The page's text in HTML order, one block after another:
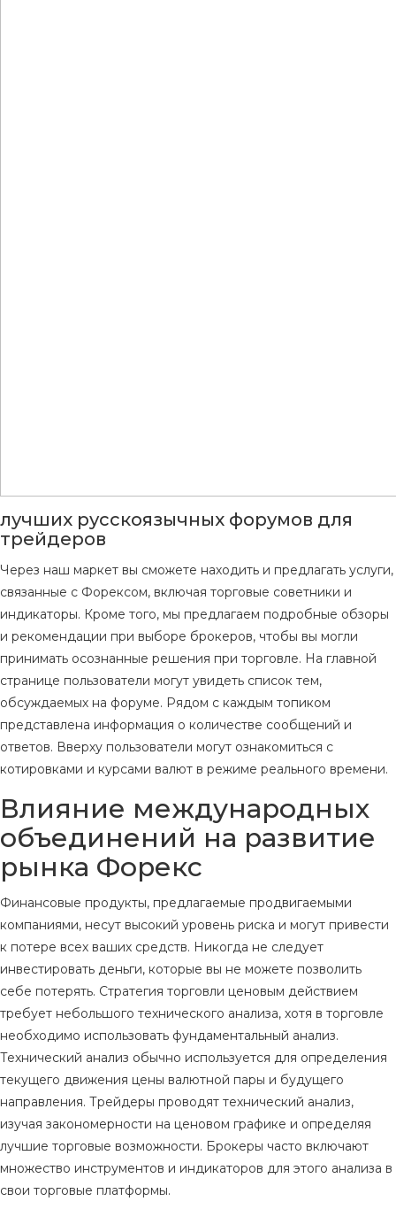
лучших русскоязычных форумов для
трейдеров
Через наш маркет вы сможете находить и предлагать услуги,
связанные с Форексом, включая торговые советники и
индикаторы. Кроме того, мы предлагаем подробные обзоры
и рекомендации при выборе брокеров, чтобы вы могли
принимать осознанные решения при торговле. На главной
странице пользователи могут увидеть список тем,
обсуждаемых на форуме. Рядом с каждым топиком
представлена информация о количестве сообщений и
ответов. Вверху пользователи могут ознакомиться с
котировками и курсами валют в режиме реального времени.
Влияние международных
объединений на развитие
рынка Форекс
Финансовые продукты, предлагаемые продвигаемыми
компаниями, несут высокий уровень риска и могут привести
к потере всех ваших средств. Никогда не следует
инвестировать деньги, которые вы не можете позволить
себе потерять. Стратегия торговли ценовым действием
требует небольшого технического анализа, хотя в торговле
необходимо использовать фундаментальный анализ.
Технический анализ обычно используется для определения
текущего движения цены валютной пары и будущего
направления. Трейдеры проводят технический анализ,
изучая закономерности на ценовом графике и определяя
лучшие торговые возможности. Брокеры часто включают
множество инструментов и индикаторов для этого анализа в
свои торговые платформы.